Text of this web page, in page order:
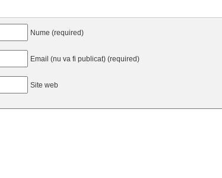
Nume (required)
Email (nu va fi publicat) (required)
Site web